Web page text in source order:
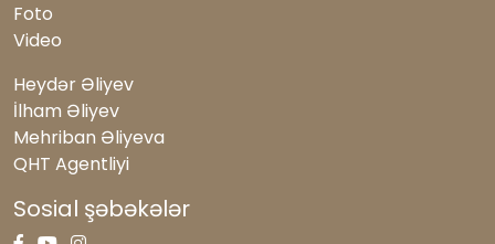
Foto
Video
Heydər Əliyev
İlham Əliyev
Mehriban Əliyeva
QHT Agentliyi
Sosial şəbəkələr